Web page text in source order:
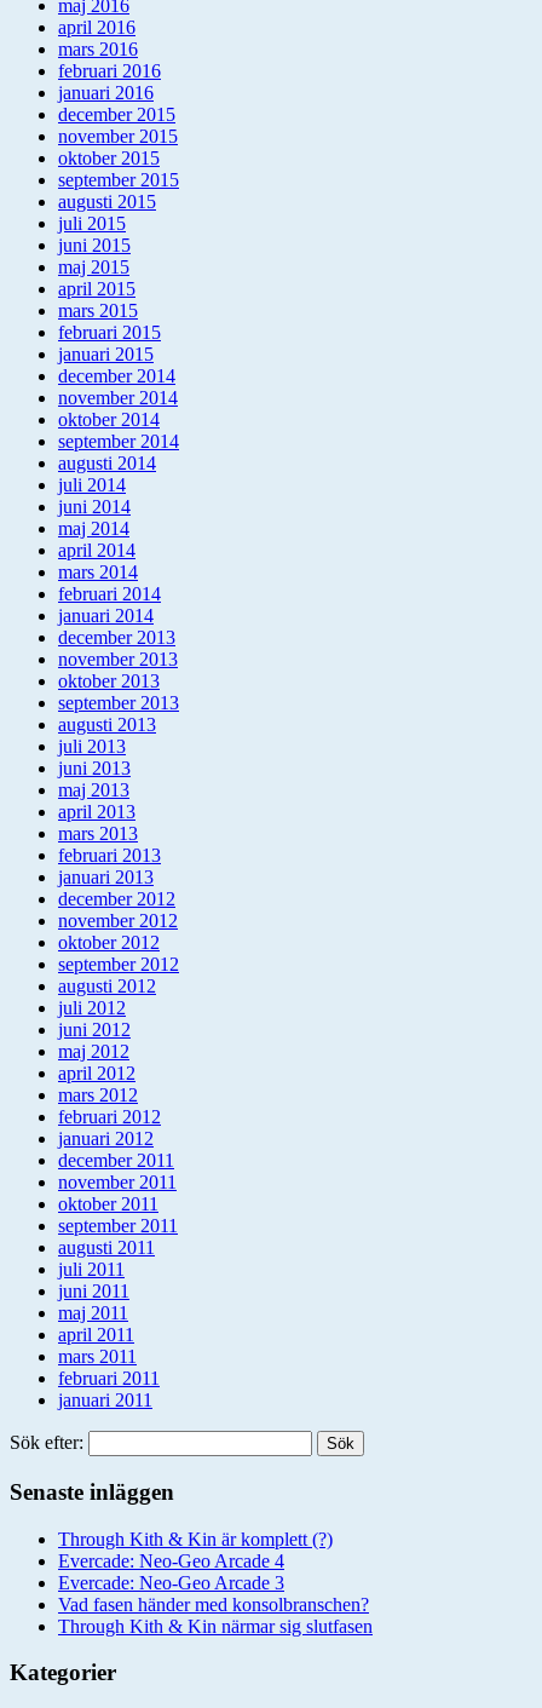
maj 2016
april 2016
mars 2016
februari 2016
januari 2016
december 2015
november 2015
oktober 2015
september 2015
augusti 2015
juli 2015
juni 2015
maj 2015
april 2015
mars 2015
februari 2015
januari 2015
december 2014
november 2014
oktober 2014
september 2014
augusti 2014
juli 2014
juni 2014
maj 2014
april 2014
mars 2014
februari 2014
januari 2014
december 2013
november 2013
oktober 2013
september 2013
augusti 2013
juli 2013
juni 2013
maj 2013
april 2013
mars 2013
februari 2013
januari 2013
december 2012
november 2012
oktober 2012
september 2012
augusti 2012
juli 2012
juni 2012
maj 2012
april 2012
mars 2012
februari 2012
januari 2012
december 2011
november 2011
oktober 2011
september 2011
augusti 2011
juli 2011
juni 2011
maj 2011
april 2011
mars 2011
februari 2011
januari 2011
Sök efter:
Senaste inläggen
Through Kith & Kin är komplett (?)
Evercade: Neo-Geo Arcade 4
Evercade: Neo-Geo Arcade 3
Vad fasen händer med konsolbranschen?
Through Kith & Kin närmar sig slutfasen
Kategorier